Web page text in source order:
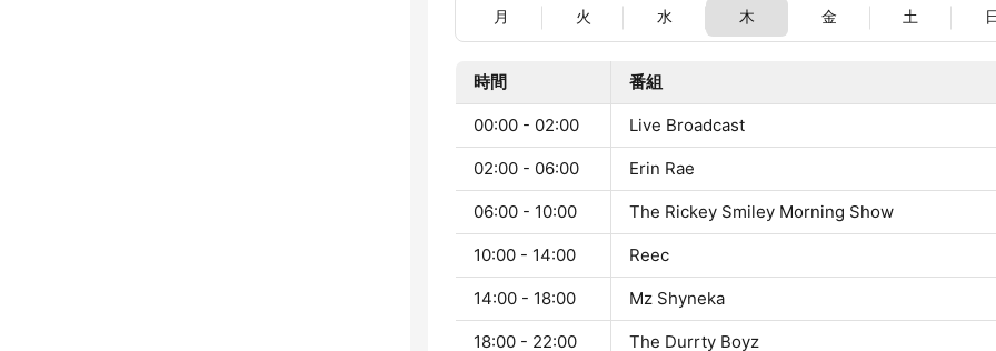
月 火 水 木 金 土
時間 番組
00:00 - 02:00 Live Broadcast
02:00 - 06:00 Erin Rae
06:00 - 10:00 The Rickey Smiley Morning Show
10:00 - 14:00 Reec
14:00 - 18:00 Mz Shyneka
18:00 - 22:00 The Durrty Boyz